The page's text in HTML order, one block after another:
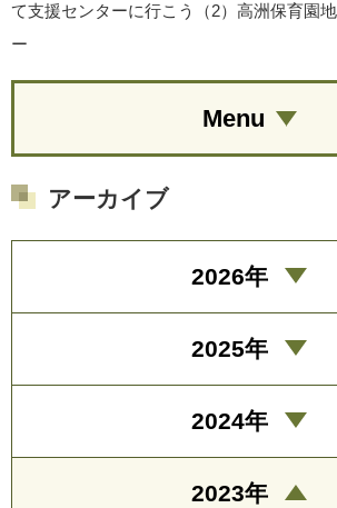
て支援センターに行こう（2）高洲保育園
ー
Menu
アーカイブ
2026年
2025年
2024年
2023年